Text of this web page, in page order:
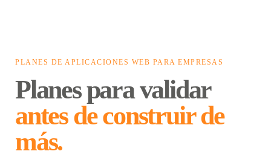
PLANES DE APLICACIONES WEB PARA EMPRESAS
Planes para validar
antes de construir de
más.